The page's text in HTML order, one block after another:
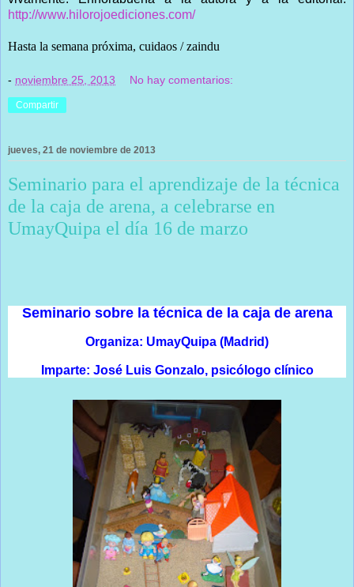
http://www.hilorojoediciones.com/
Hasta la semana próxima, cuidaos / zaindu
- noviembre 25, 2013 No hay comentarios:
Compartir
jueves, 21 de noviembre de 2013
Seminario para el aprendizaje de la técnica
de la caja de arena, a celebrarse en
UmayQuipa el día 16 de marzo
Seminario sobre la técnica de la caja de arena
Organiza: UmayQuipa (Madrid)
Imparte: José Luis Gonzalo, psicólogo clínico